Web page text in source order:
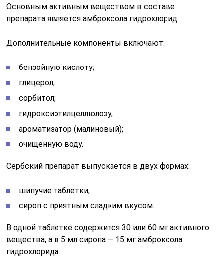
Основным активным веществом в составе
препарата является амброксола гидрохлорид.
Дополнительные компоненты включают:
бензойную кислоту;
глицерол;
сорбитол;
гидроксиэтилцеллюлозу;
ароматизатор (малиновый);
очищенную воду.
Сербский препарат выпускается в двух формах:
шипучие таблетки;
сироп с приятным сладким вкусом.
В одной таблетке содержится 30 или 60 мг активного
вещества, а в 5 мл сиропа — 15 мг амброксола
гидрохлорида.